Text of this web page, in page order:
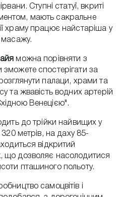
Ступні статуї, вкриті
мають сакральне
храму працює найстаріша у
масажу.
можна порівняти з
спостерігати за
палаци, храми та
та жвавість водних артерій
Венецією".
до трійки найвищих у
320 метрів, на даху 85-
відкритий
що дозволяє насолодитися
пташиного польоту.
самоцвітів і